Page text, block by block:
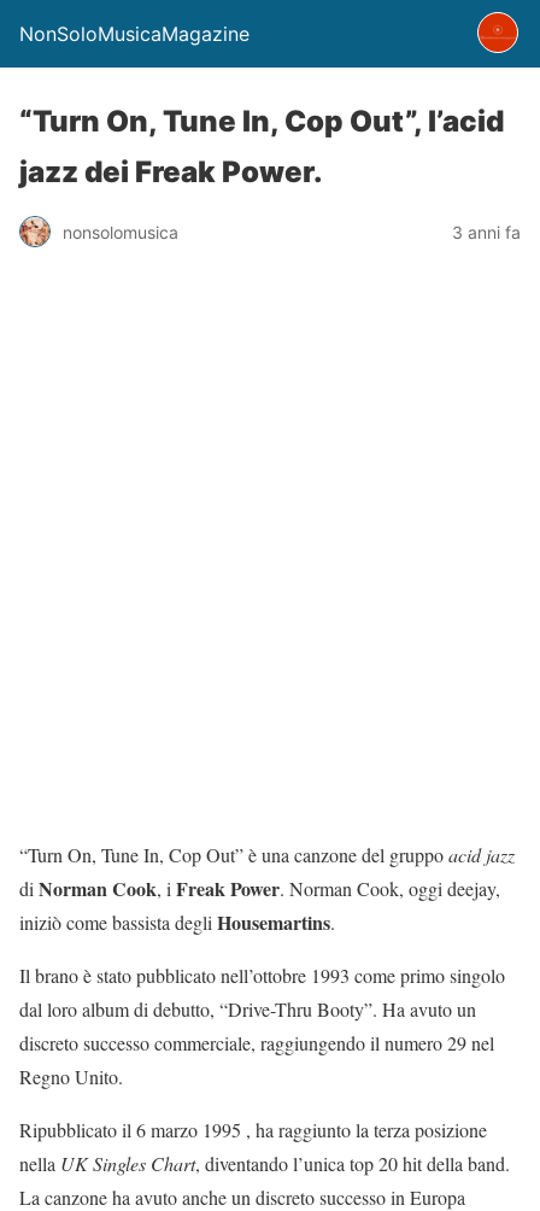
NonSoloMusicaMagazine
“Turn On, Tune In, Cop Out”, l’acid
jazz dei Freak Power.
nonsolomusica 3 anni fa
“Turn On, Tune In, Cop Out” è una canzone del gruppoacid jazz
di Norman Cook, i Freak Power. Norman Cook, oggi deejay,
iniziò come bassista degli Housemartins.
Il brano è stato pubblicato nell’ottobre 1993 come primo singolo
dal loro album di debutto, “Drive-Thru Booty”. Ha avuto un
discreto successo commerciale, raggiungendo il numero 29 nel
Regno Unito.
Ripubblicato il 6 marzo 1995 , ha raggiunto la terza posizione
nella UK Singles Chart, diventando l’unica top 20 hit della band.
La canzone ha avuto anche un discreto successo in Europa